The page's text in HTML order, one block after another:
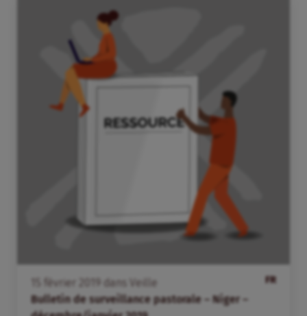
FR
février dans
Veille
Bulletin de surveillance pastorale – Niger –